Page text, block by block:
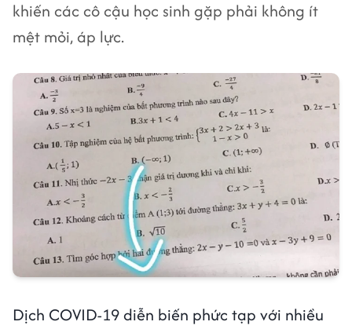
khiến các cô cậu học sinh gặp phải không ít
mệt mỏi, áp lực.
Dịch COVID-19 diễn biến phức tạp với nhiều